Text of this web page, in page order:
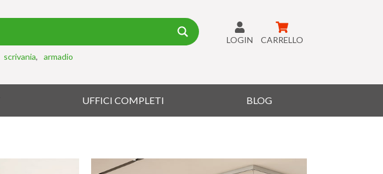
scrivania armadio
LOGIN CARRELLO
UFFICI COMPLETI BLOG